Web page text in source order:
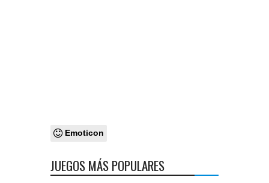
Emoticon
JUEGOS MÁS POPULARES